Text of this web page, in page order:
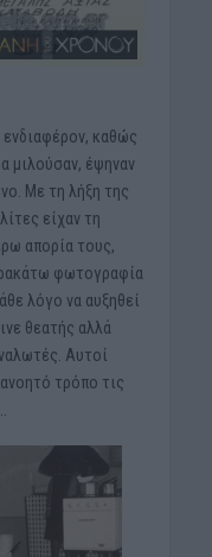
ενδιαφέρον, καθώς
μιλούσαν, έψηναν
Με τη λήξη της
είχαν τη
απορία τους,
φωτογραφία
λόγο να αυξηθεί
θεατής αλλά
Αυτοί
τρόπο τις